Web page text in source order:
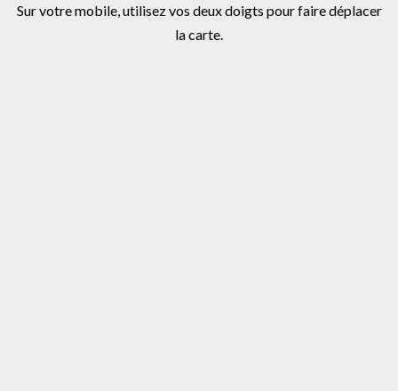
Sur votre mobile, utilisez vos deux doigts pour faire déplacer
la carte.